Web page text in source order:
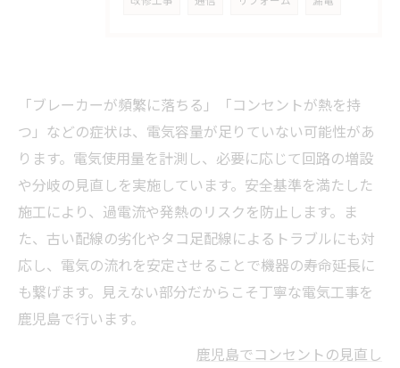
「ブレーカーが頻繁に落ちる」「コンセントが熱を持
つ」などの症状は、電気容量が足りていない可能性があ
ります。電気使用量を計測し、必要に応じて回路の増設
や分岐の見直しを実施しています。安全基準を満たした
施工により、過電流や発熱のリスクを防止します。ま
た、古い配線の劣化やタコ足配線によるトラブルにも対
応し、電気の流れを安定させることで機器の寿命延長に
も繋げます。見えない部分だからこそ丁寧な電気工事を
鹿児島で行います。
鹿児島でコンセントの見直し